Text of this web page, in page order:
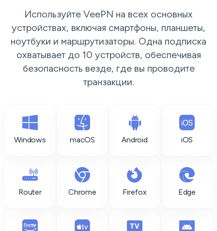
Используйте VeePN на всех основных
устройствах, включая смартфоны, планшеты,
ноутбуки и маршрутизаторы. Одна подписка
охватывает до 10 устройств, обеспечивая
безопасность везде, где вы проводите
транзакции.
Windows macOS Android iOS
Router Chrome Firefox Edge